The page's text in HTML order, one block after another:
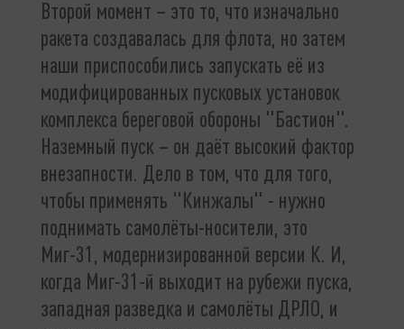
Второй момент – это то, что изначально
ракета создавалась для флота, но затем
наши приспособились запускать её из
модифицированных пусковых установок
комплекса береговой обороны "Бастион".
Наземный пуск – он даёт высокий фактор
внезапности. Дело в том, что для того,
чтобы применять "Кинжалы" - нужно
поднимать самолёты-носители, это
Миг-31, модернизированной версии К. И,
когда Миг-31-й выходит на рубежи пуска,
западная разведка и самолёты ДРЛО, и